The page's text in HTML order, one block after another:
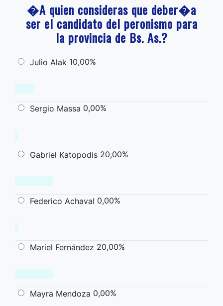
�A quien consideras que deber�a
ser el candidato del peronismo para
la provincia de Bs. As.?
Julio Alak 10,00%
Sergio Massa 0,00%
Gabriel Katopodis 20,00%
Federico Achaval 0,00%
Mariel Fernández 20,00%
Mayra Mendoza 0,00%